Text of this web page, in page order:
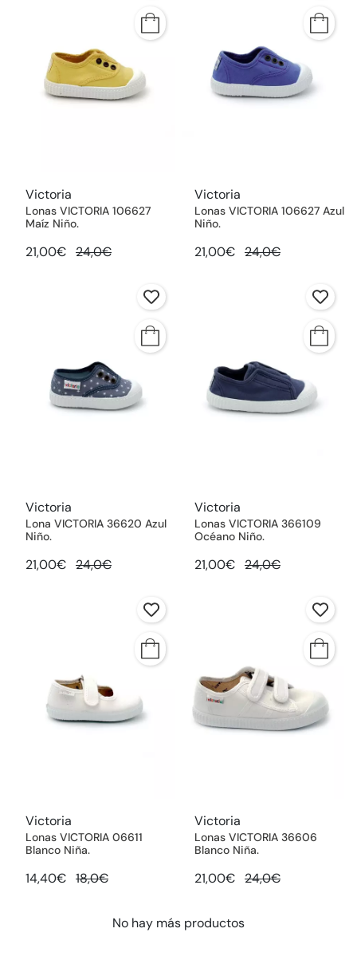
Victoria
Lonas VICTORIA 106627
Maíz Niño.
21,00€ 24,0€
Victoria
Lonas VICTORIA 106627 Azul
Niño.
21,00€ 24,0€
Victoria
Lona VICTORIA 36620 Azul
Niño.
21,00€ 24,0€
Victoria
Lonas VICTORIA 366109
Océano Niño.
21,00€ 24,0€
Victoria
Lonas VICTORIA 06611
Blanco Niña.
14,40€ 18,0€
Victoria
Lonas VICTORIA 36606
Blanco Niña.
21,00€ 24,0€
No hay más productos